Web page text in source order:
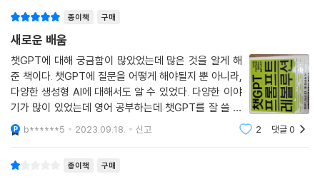
종이책 구매
새로운 배움
챗GPT에 대해 궁금함이 많았었는데 많은 것을 알게 해
준 책이다. 챗GPT에 질문을 어떻게 해야될지 뿐 아니라,
다양한 생성형 AI에 대해서도 알 수 있었다. 다양한 이야
기가 많이 있었는데 영어 공부하는데 챗GPT를 잘 쓸 수
있다는 것이 매우 흥미롭고 실제로 도움이 되었다. 챗GP
T에게 질문(프롬프트라고 하는데)할 때 어떻게 하면 좋
b******5 2023.09.18. 신고 2 댓글0
종이책 구매